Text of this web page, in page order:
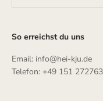
So erreichst du uns
Email: info@hei-kju.de
Telefon: +49 151